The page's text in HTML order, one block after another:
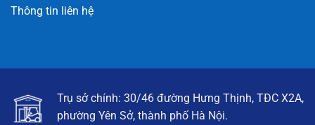
Thông tin liên hệ
Trụ sở chính: 30/46 đường Hưng Thịnh, TĐC X2A,
phường Yên Sở, thành phố Hà Nội.